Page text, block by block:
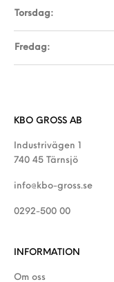
Torsdag:
Fredag:
KBO GROSS AB
Industrivägen 1
740 45 Tärnsjö
info@kbo-gross.se
0292-500 00
INFORMATION
Om oss